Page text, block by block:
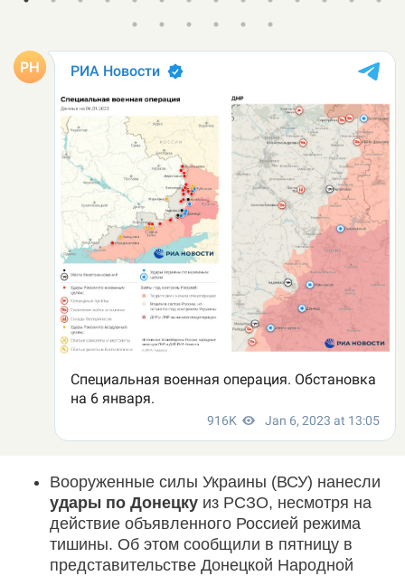
Вооруженные силы Украины (ВСУ) нанесли
удары по Донецку из РСЗО, несмотря на
действие объявленного Россией режима
тишины. Об этом сообщили в пятницу в
представительстве Донецкой Народной